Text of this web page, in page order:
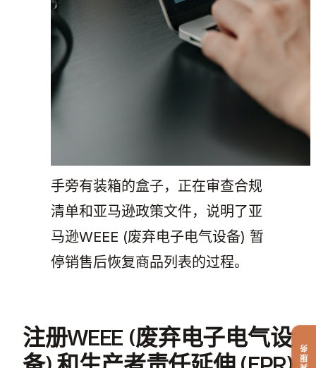
手旁有装箱的盒子，正在审查合规
清单和亚马逊政策文件，说明了亚
马逊WEEE (废弃电子电气设备) 暂
停销售后恢复商品列表的过程。
注册WEEE (废弃电子电气设